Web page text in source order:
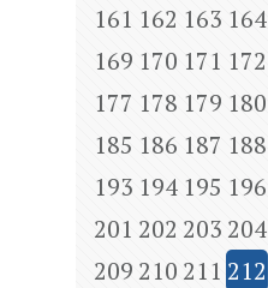
161 162 163 164
169 170 171 172
177 178 179 180
185 186 187 188
193 194 195 196
201 202 203 204
209 210 211 212